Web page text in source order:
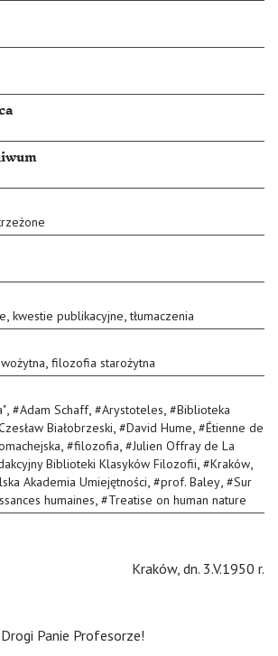
, kwestie publikacyjne,tłumaczenia
, filozofia starożytna
, #Adam Schaff, #Arystoteles, #Biblioteka
Białobrzeski, #David Hume, #Étienne de
, #filozofia, #Julien Offray de La
Biblioteki Klasyków Filozofii, #Kraków,
Akademia Umiejętności, #prof. Baley, #Sur
humaines, #Treatise on human nature
Kraków, dn. 3.V.1950 r.
Panie Profesorze!